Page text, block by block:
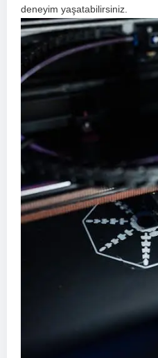
deneyim ​yaşatabilirsiniz.